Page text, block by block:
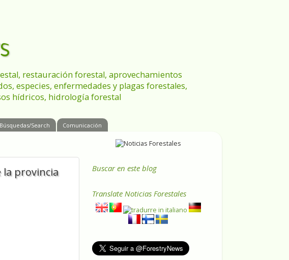
restauración forestal, aprovechamientos
especies, enfermedades y plagas forestales,
hídricos, hidrología forestal
Búsquedas/Search Comunicación
la provincia
Buscar en este blog
Translate Noticias Forestales